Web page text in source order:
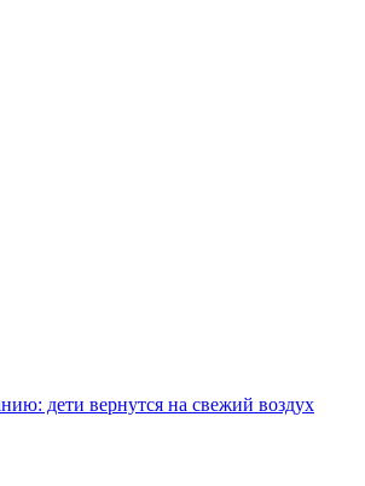
дети вернутся на свежий воздух